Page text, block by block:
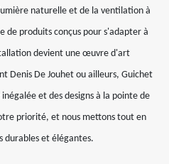
naturelle et de la ventilation à
de produits conçus pour s'adapter à
devient une œuvre d'art
Denis De Jouhet ou ailleurs, Guichet
et des designs à la pointe de
priorité, et nous mettons tout en
durables et élégantes.